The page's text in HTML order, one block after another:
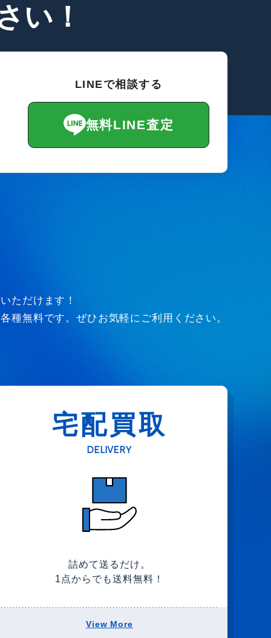
い！
LINEで相談する
無料LINE査定
ただけます！
種無料です。ぜひお気軽にご利用ください。
宅配買取
DELIVERY
詰めて送るだけ。
1点からでも送料無料！
View More